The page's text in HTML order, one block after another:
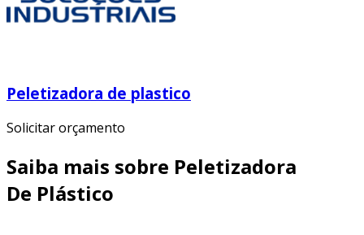
Peletizadora de plastico
Solicitar orçamento
Saiba mais sobre Peletizadora
De Plástico